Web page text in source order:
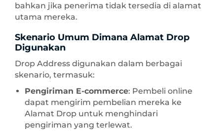
bahkan jika penerima tidak tersedia di alamat
utama mereka.
Skenario Umum Dimana Alamat Drop
Digunakan
Drop Address digunakan dalam berbagai
skenario, termasuk:
Pengiriman E-commerce: Pembeli online
dapat mengirim pembelian mereka ke
Alamat Drop untuk menghindari
pengiriman yang terlewat.